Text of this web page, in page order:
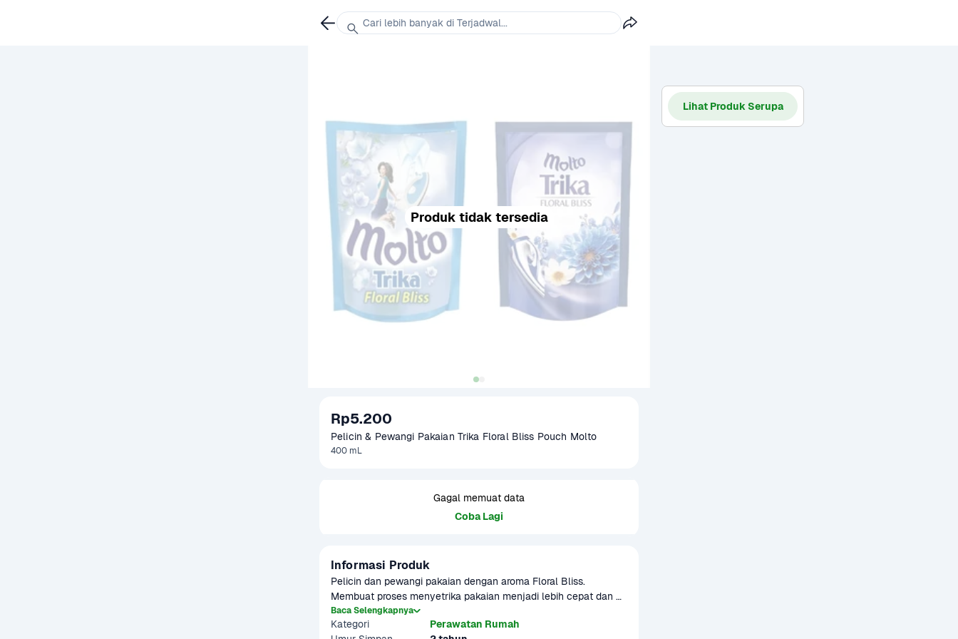
Produk tidak tersedia
Rp5.200
Pelicin & Pewangi Pakaian Trika Floral Bliss Pouch Molto
400 mL
Gagal memuat data
Coba Lagi
Informasi Produk
Pelicin dan pewangi pakaian dengan aroma Floral Bliss.
Membuat proses menyetrika pakaian menjadi lebih cepat dan
mudah.
Baca Selengkapnya
Kategori
Perawatan Rumah
Lihat Produk Serupa
Cari lebih banyak di Terjadwal...